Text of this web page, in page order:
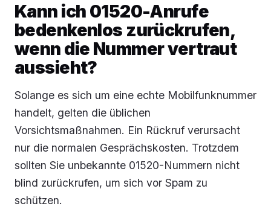
Kann ich 01520-Anrufe
bedenkenlos zurückrufen,
wenn die Nummer vertraut
aussieht?
Solange es sich um eine echte Mobilfunknummer
handelt, gelten die üblichen
Vorsichtsmaßnahmen. Ein Rückruf verursacht
nur die normalen Gesprächskosten. Trotzdem
sollten Sie unbekannte 01520-Nummern nicht
blind zurückrufen, um sich vor Spam zu
schützen.